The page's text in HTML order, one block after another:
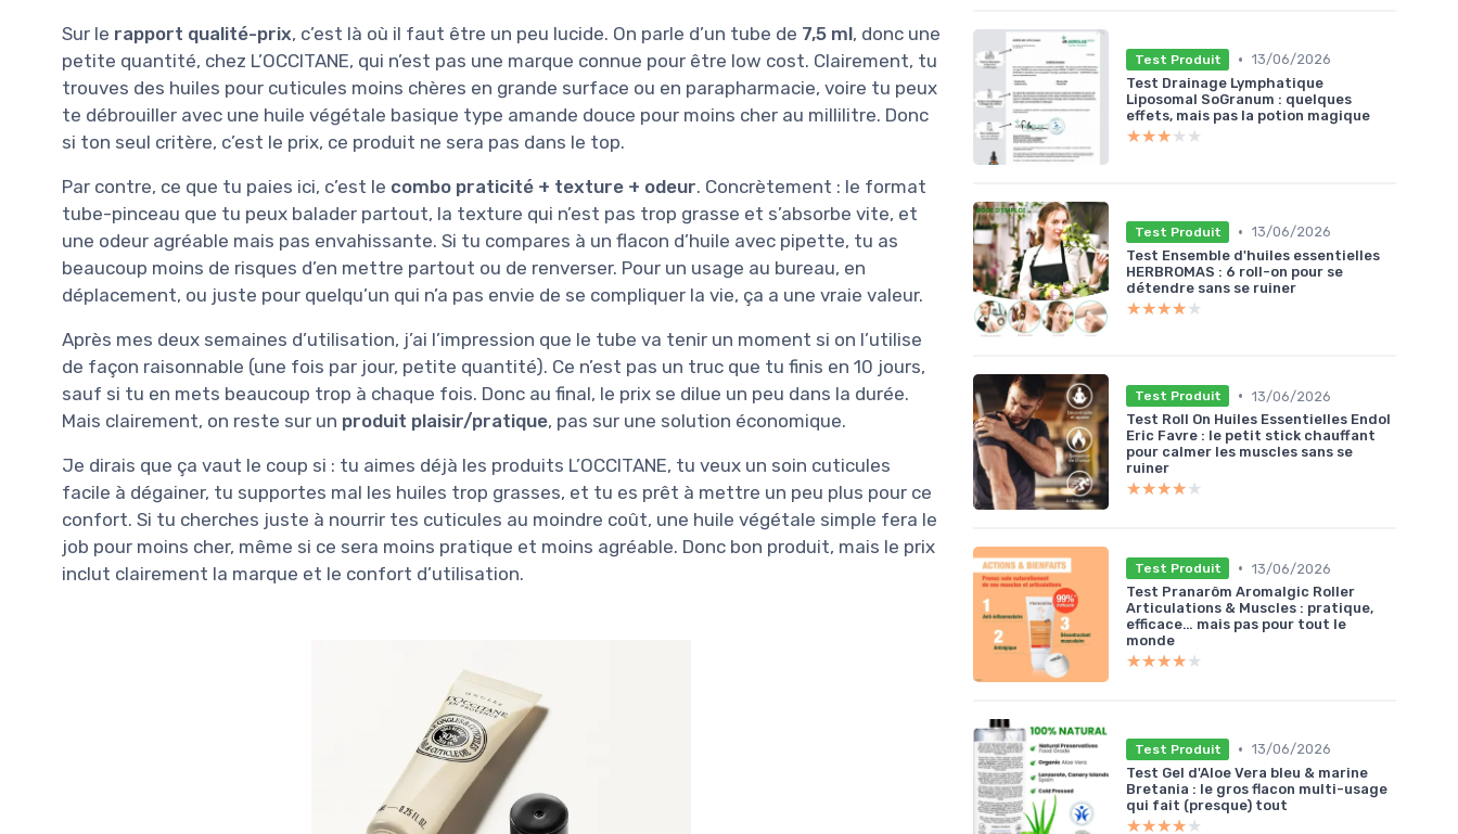
Sur le rapport qualité-prix, c’est là où il faut être un peu lucide. On parle d’un tube de 7,5 ml, donc une
petite quantité, chez L’OCCITANE, qui n’est pas une marque connue pour être low cost. Clairement, tu
trouves des huiles pour cuticules moins chères en grande surface ou en parapharmacie, voire tu peux
te débrouiller avec une huile végétale basique type amande douce pour moins cher au millilitre. Donc
si ton seul critère, c’est le prix, ce produit ne sera pas dans le top.
Par contre, ce que tu paies ici, c’est le combo praticité + texture + odeur. Concrètement : le format
tube-pinceau que tu peux balader partout, la texture qui n’est pas trop grasse et s’absorbe vite, et
une odeur agréable mais pas envahissante. Si tu compares à un flacon d’huile avec pipette, tu as
beaucoup moins de risques d’en mettre partout ou de renverser. Pour un usage au bureau, en
déplacement, ou juste pour quelqu’un qui n’a pas envie de se compliquer la vie, ça a une vraie valeur.
Après mes deux semaines d’utilisation, j’ai l’impression que le tube va tenir un moment si on l’utilise
de façon raisonnable (une fois par jour, petite quantité). Ce n’est pas un truc que tu finis en 10 jours,
sauf si tu en mets beaucoup trop à chaque fois. Donc au final, le prix se dilue un peu dans la durée.
Mais clairement, on reste sur un produit plaisir/pratique, pas sur une solution économique.
Je dirais que ça vaut le coup si : tu aimes déjà les produits L’OCCITANE, tu veux un soin cuticules
facile à dégainer, tu supportes mal les huiles trop grasses, et tu es prêt à mettre un peu plus pour ce
confort. Si tu cherches juste à nourrir tes cuticules au moindre coût, une huile végétale simple fera le
job pour moins cher, même si ce sera moins pratique et moins agréable. Donc bon produit, mais le prix
inclut clairement la marque et le confort d’utilisation.
Test Produit • 13/06/2026
Test Drainage Lymphatique
Liposomal SoGranum : quelques
effets, mais pas la potion magique
★★★★★
★★★★★
Test Produit • 13/06/2026
Test Ensemble d'huiles essentielles
HERBROMAS : 6 roll-on pour se
détendre sans se ruiner
★★★★★
★★★★★
Test Produit • 13/06/2026
Test Roll On Huiles Essentielles Endol
Eric Favre : le petit stick chauffant
pour calmer les muscles sans se
ruiner
★★★★★
★★★★★
Test Produit • 13/06/2026
Test Pranarôm Aromalgic Roller
Articulations & Muscles : pratique,
efficace… mais pas pour tout le
monde
★★★★★
★★★★★
Test Produit • 13/06/2026
Test Gel d'Aloe Vera bleu & marine
Bretania : le gros flacon multi-usage
qui fait (presque) tout
★★★★★
★★★★★